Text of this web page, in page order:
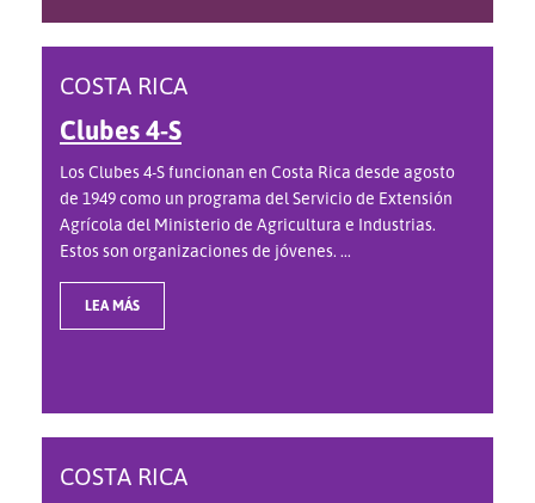
COSTA RICA
Clubes 4-S
Los Clubes 4-S funcionan en Costa Rica desde agosto
de 1949 como un programa del Servicio de Extensión
Agrícola del Ministerio de Agricultura e Industrias.
Estos son organizaciones de jóvenes. ...
LEA MÁS
COSTA RICA